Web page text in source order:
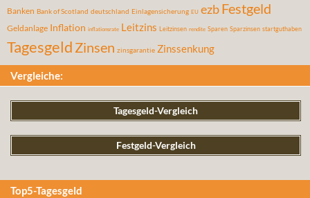
Banken Bank of Scotland deutschland Einlagensicherung EU ezbFestgeld
Geldanlage Inflation inflationsrate Leitzins Leitzinsen rendite Sparen Sparzinsen startguthaben
Tagesgeld Zinsen zinsgarantie Zinssenkung
Vergleiche:
Tagesgeld-Vergleich
Festgeld-Vergleich
Top5-Tagesgeld